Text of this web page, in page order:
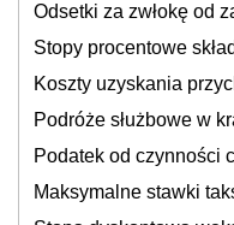
Odsetki za zwłokę od
Stopy procentowe
Koszty uzyskania
Podróże służbowe w
Podatek od czynności
Maksymalne stawki